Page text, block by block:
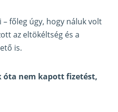
főleg úgy, hogy náluk volt
az eltökéltség és a
is.
óta nem kapott fizetést,